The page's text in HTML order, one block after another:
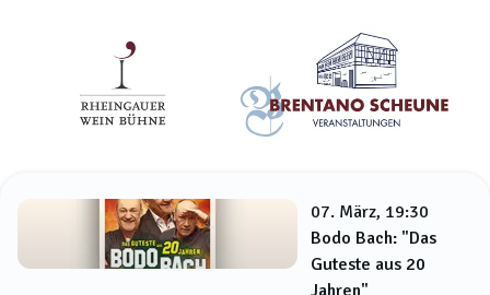
07. März, 19:30
Bodo Bach: "Das
Guteste aus 20